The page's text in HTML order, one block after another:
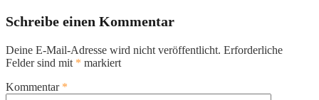
Schreibe einen Kommentar
Deine E-Mail-Adresse wird nicht veröffentlicht. Erforderliche
Felder sind mit * markiert
Kommentar *